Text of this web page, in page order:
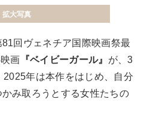
拡大写真
回ヴェネチア国際映画祭最
画 『ベイビーガール』 が、3
2025年は本作をはじめ、自分
み取ろうとする女性たちの